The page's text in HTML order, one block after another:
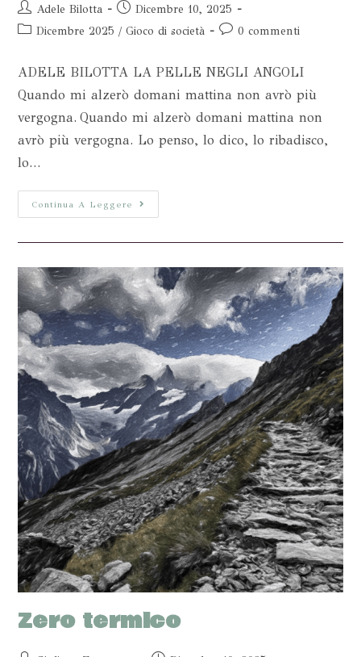
Adele Bilotta
Dicembre 10, 2025
Dicembre 2025 / Gioco di società 0 commenti
ADELE BILOTTA LA PELLE NEGLI ANGOLI
Quando mi alzerò domani mattina non avrò più
vergogna. Quando mi alzerò domani mattina non
avrò più vergogna. Lo penso, lo dico, lo ribadisco,
lo…
Continua A Leggere
Zero termico